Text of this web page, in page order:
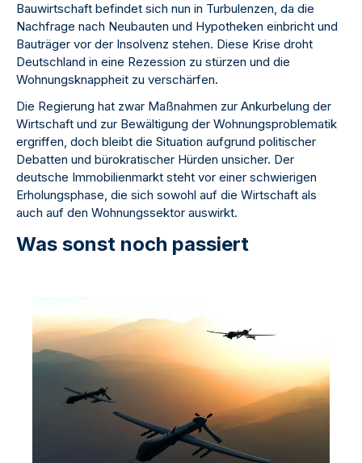
Bauwirtschaft befindet sich nun in Turbulenzen, da die
Nachfrage nach Neubauten und Hypotheken einbricht und
Bauträger vor der Insolvenz stehen. Diese Krise droht
Deutschland in eine Rezession zu stürzen und die
Wohnungsknappheit zu verschärfen.
Die Regierung hat zwar Maßnahmen zur Ankurbelung der
Wirtschaft und zur Bewältigung der Wohnungsproblematik
ergriffen, doch bleibt die Situation aufgrund politischer
Debatten und bürokratischer Hürden unsicher. Der
deutsche Immobilienmarkt steht vor einer schwierigen
Erholungsphase, die sich sowohl auf die Wirtschaft als
auch auf den Wohnungssektor auswirkt.
Was sonst noch passiert